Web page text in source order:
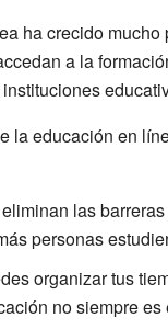
ha crecido mucho
a la
la educación en
las
personas
organizar tus
no siempre es